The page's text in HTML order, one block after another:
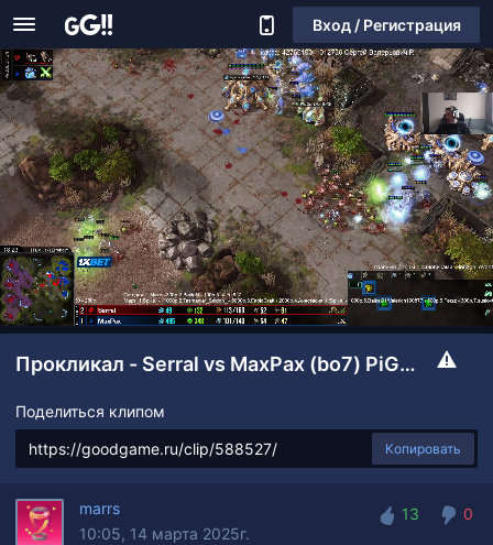
Вход / Регистрация
Прокликал - Serral vs MaxPax (bo7) PiG Sty Festival 5.0 - play-off (день #1)
Поделиться клипом
Копировать
marrs
10:05, 14 марта 2025г.
13
0